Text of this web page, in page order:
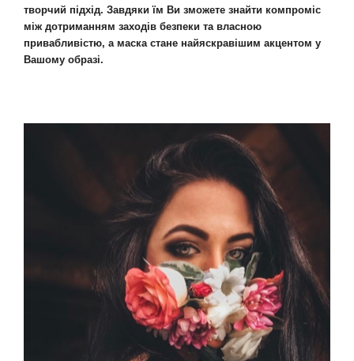
творчий підхід. Завдяки їм Ви зможете знайти компроміс
між дотриманням заходів безпеки та власною
привабливістю, а маска стане найяскравішим акцентом у
Вашому образі.